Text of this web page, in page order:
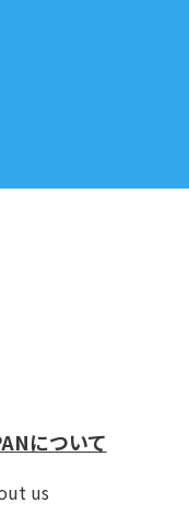
について
us